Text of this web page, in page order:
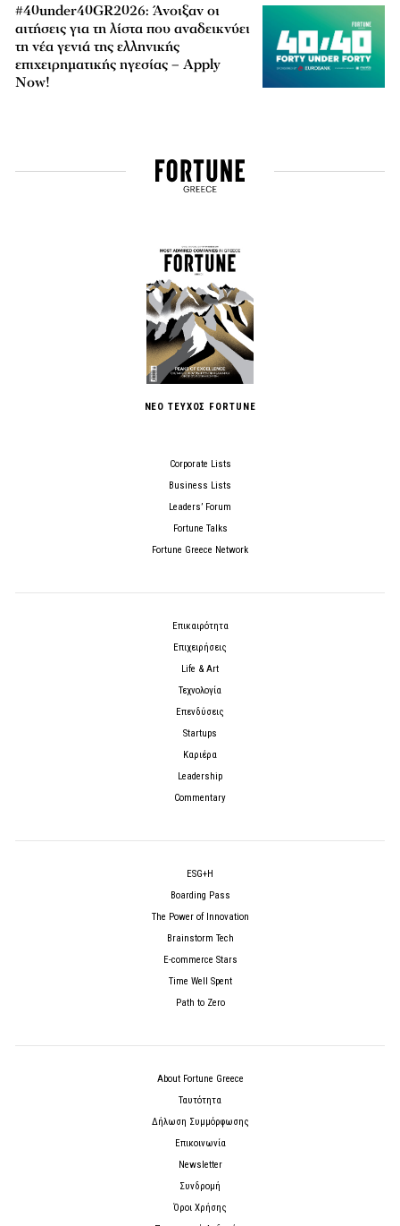
#40under40GR2026: Άνοιξαν οι
αιτήσεις για τη λίστα που αναδεικνύει
τη νέα γενιά της ελληνικής
επιχειρηματικής ηγεσίας – Apply
Now!
ΝΕΟ ΤΕΥΧΟΣ FORTUNE
Corporate Lists
Business Lists
Leaders’ Forum
Fortune Talks
Fortune Greece Network
Επικαιρότητα
Επιχειρήσεις
Life & Art
Τεχνολογία
Επενδύσεις
Startups
Καριέρα
Leadership
Commentary
ESG+H
Boarding Pass
The Power of Innovation
Brainstorm Tech
E-commerce Stars
Time Well Spent
Path to Zero
About Fortune Greece
Ταυτότητα
Δήλωση Συμμόρφωσης
Επικοινωνία
Newsletter
Συνδρομή
Όροι Χρήσης